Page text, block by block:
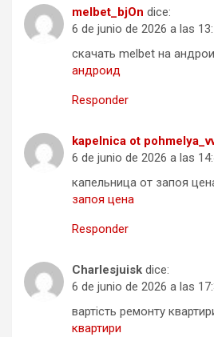
melbet_bjOn dice:
6 de junio de 2026 a las
скачать melbet на
андроид
Responder
kapelnica ot
6 de junio de 2026 a las
капельница от запоя
запоя цена
Responder
Charlesjuisk dice:
6 de junio de 2026 a las
вартість ремонту
квартири